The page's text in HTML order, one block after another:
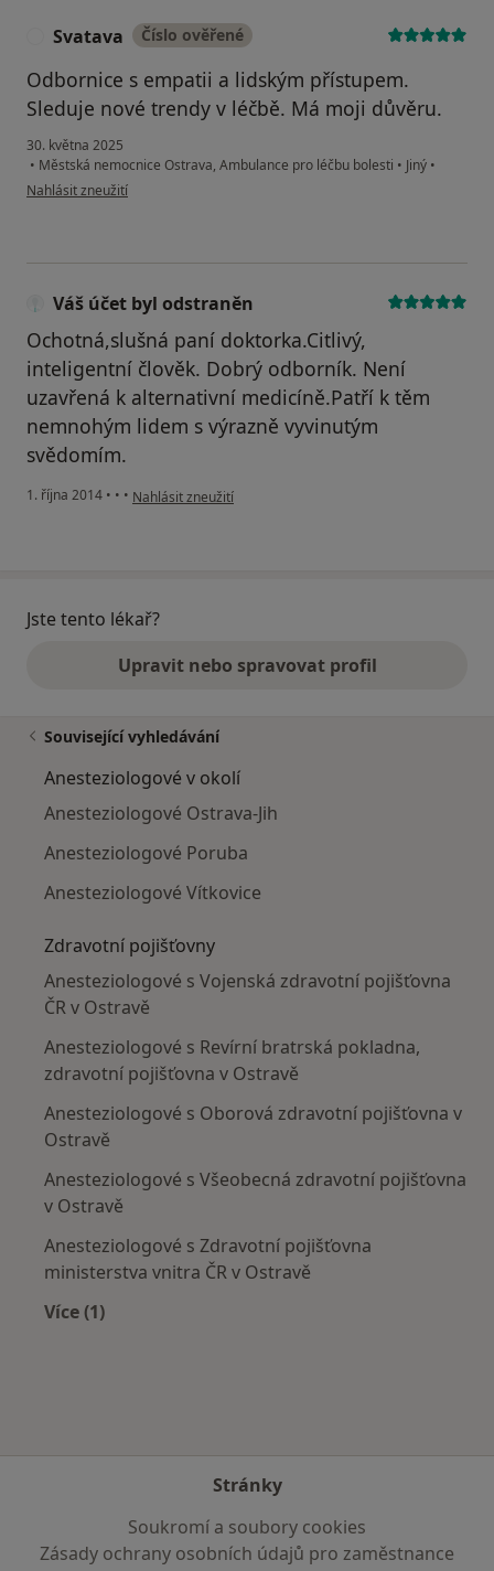
Svatava Číslo ověřené
Odbornice s empatii a lidským přístupem.
Sleduje nové trendy v léčbě. Má moji důvěru.
30. května 2025
• Městská nemocnice Ostrava, Ambulance pro léčbu bolesti • Jiný •
podle názoru uživatele Svatava
Nahlásit zneužití
Váš účet byl odstraněn
Ochotná,slušná paní doktorka.Citlivý,
inteligentní člověk. Dobrý odborník. Není
uzavřená k alternativní medicíně.Patří k těm
nemnohým lidem s výrazně vyvinutým
svědomím.
1. října 2014 • • • podle názoru uživatele Váš účet byl odstraněn
Nahlásit zneužití
Jste tento lékař?
Upravit nebo spravovat profil
Související vyhledávání
Anesteziologové v okolí
Anesteziologové Ostrava-Jih
Anesteziologové Poruba
Anesteziologové Vítkovice
Zdravotní pojišťovny
Anesteziologové s Vojenská zdravotní pojišťovna
ČR v Ostravě
Anesteziologové s Revírní bratrská pokladna,
zdravotní pojišťovna v Ostravě
Anesteziologové s Oborová zdravotní pojišťovna v
Ostravě
Anesteziologové s Všeobecná zdravotní pojišťovna
v Ostravě
Anesteziologové s Zdravotní pojišťovna
ministerstva vnitra ČR v Ostravě
Více (1)
Stránky
Soukromí a soubory cookies
Zásady ochrany osobních údajů pro zaměstnance